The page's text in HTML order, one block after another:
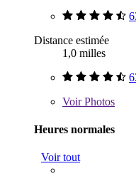
Distance estimée
1,0 milles
VoirPhotos
Heures normales
Voir tout